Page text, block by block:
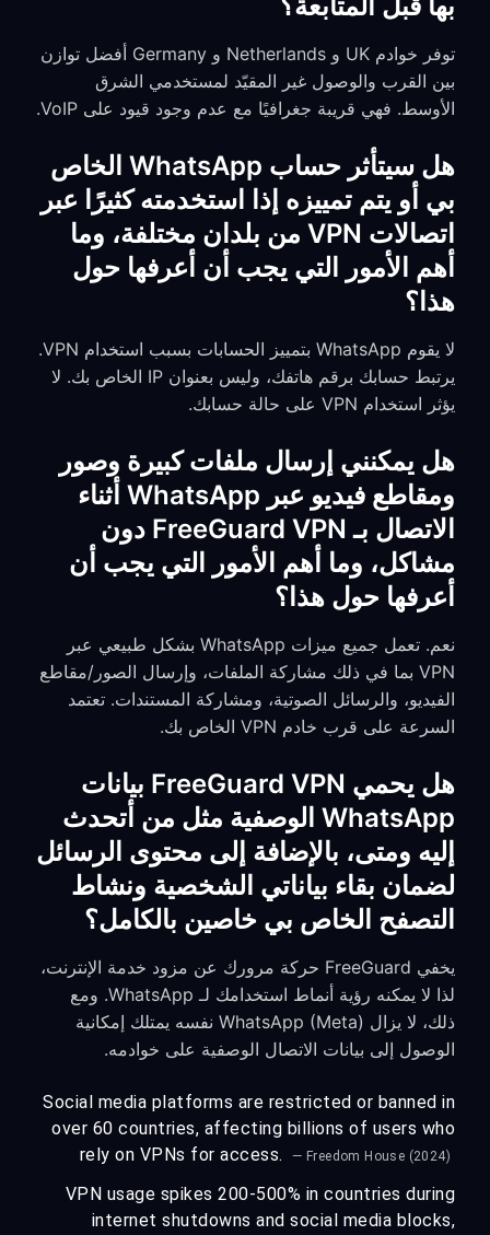
توفر خوادم UK و Netherlands و Germany أفضل توازن
بين القرب والوصول غير المقيّد لمستخدمي الشرق
الأوسط. فهي قريبة جغرافيًا مع عدم وجود قيود على VoIP.
هل سيتأثر حساب WhatsApp الخاص
بي أو يتم تمييزه إذا استخدمته كثيرًا عبر
اتصالات VPN من بلدان مختلفة، وما
أهم الأمور التي يجب أن أعرفها حول
هذا؟
لا يقوم WhatsApp بتمييز الحسابات بسبب استخدام VPN.
يرتبط حسابك برقم هاتفك، وليس بعنوان IP الخاص بك. لا
يؤثر استخدام VPN على حالة حسابك.
هل يمكنني إرسال ملفات كبيرة وصور
ومقاطع فيديو عبر WhatsApp أثناء
الاتصال بـ FreeGuard VPN دون
مشاكل، وما أهم الأمور التي يجب أن
أعرفها حول هذا؟
نعم. تعمل جميع ميزات WhatsApp بشكل طبيعي عبر
VPN بما في ذلك مشاركة الملفات، وإرسال الصور/مقاطع
الفيديو، والرسائل الصوتية، ومشاركة المستندات. تعتمد
السرعة على قرب خادم VPN الخاص بك.
هل يحمي FreeGuard VPN بيانات
WhatsApp الوصفية مثل من أتحدث
إليه ومتى، بالإضافة إلى محتوى الرسائل
لضمان بقاء بياناتي الشخصية ونشاط
التصفح الخاص بي خاصين بالكامل؟
يخفي FreeGuard حركة مرورك عن مزود خدمة الإنترنت،
لذا لا يمكنه رؤية أنماط استخدامك لـ WhatsApp. ومع
ذلك، لا يزال WhatsApp (Meta) نفسه يمتلك إمكانية
الوصول إلى بيانات الاتصال الوصفية على خوادمه.
Social media platforms are restricted or banned in
over 60 countries, affecting billions of users who
rely on VPNs for access.
— Freedom House (2024)
VPN usage spikes 200-500% in countries during
internet shutdowns and social media blocks,